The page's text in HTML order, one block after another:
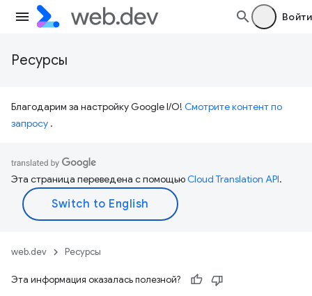
Войти
Ресурсы
Благодарим за настройку Google I/O! Смотрите контент по
запросу .
Эта страница переведена с помощьюCloud Translation API.
web.dev Ресурсы
Эта информация оказалась полезной?